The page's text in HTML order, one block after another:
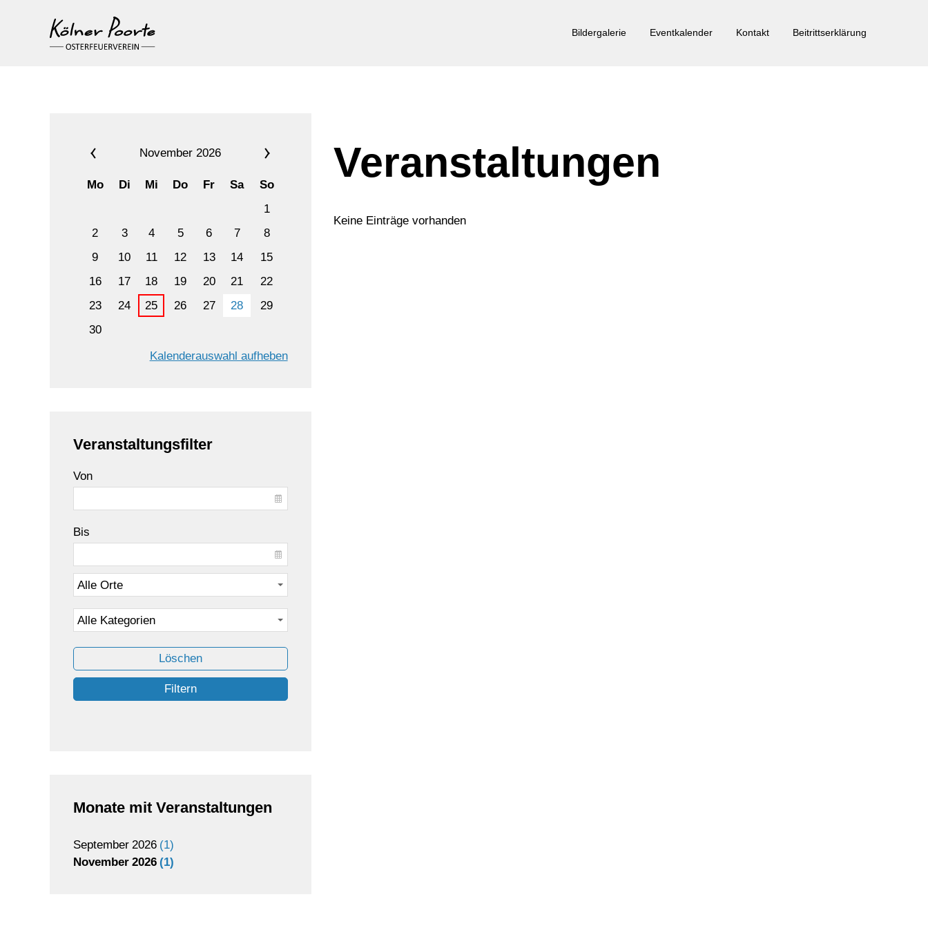
Bildergalerie Eventkalender Kontakt Beitrittserklärung
November 2026
Mo Di Mi Do Fr Sa
So
1
2
3 4 5 6 7
8
9
10 11 12 13 14
15
16
17 18 19 20 21
22
23
24 25 26 27 28
29
30
Kalenderauswahl aufheben
Veranstaltungsfilter
Von
Bis
Löschen
Filtern
Monate mit Veranstaltungen
September 2026 1
November 2026 1
Veranstaltungen
Keine Einträge vorhanden